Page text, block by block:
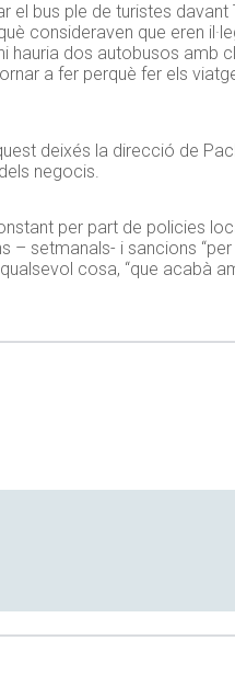
el bus ple de turistes davant
consideraven que eren
dos autobusos amb
a fer perquè fer els
deixés la direcció de
negocis.
per part de policies
setmanals- i sancions
cosa, “que acabà